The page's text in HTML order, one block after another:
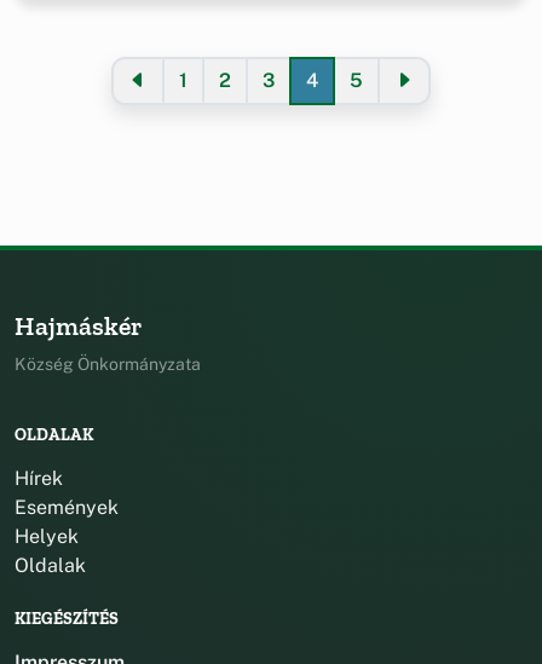
1 2 3 4 5
Hajmáskér
Község Önkormányzata
OLDALAK
Hírek
Események
Helyek
Oldalak
KIEGÉSZÍTÉS